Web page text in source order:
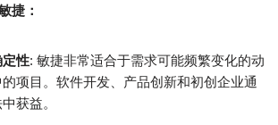
捷：
性: 敏捷非常适合于需求可能频繁变化的动
项目。软件开发、产品创新和初创企业通
获益。